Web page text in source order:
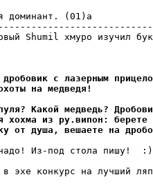
теория
Shumil хмуро изучил
с лазерным
на медведя!
Какой медведь?
хохма из ру.випон: берете
от душа, вешаете на
Из-под стола пишу!  :)
эхе конкурс на лучший